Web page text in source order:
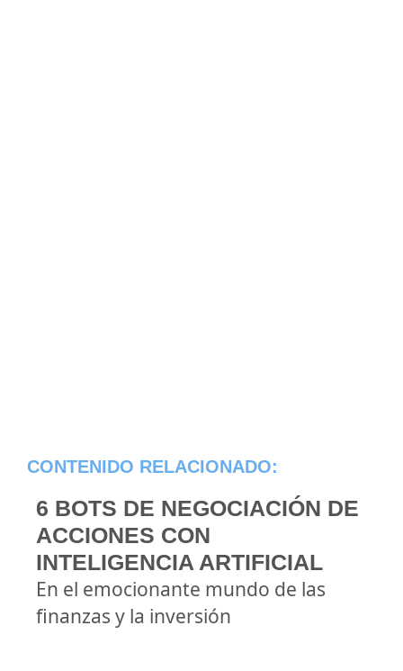
CONTENIDO RELACIONADO:
6 BOTS DE NEGOCIACIÓN DE
ACCIONES CON
INTELIGENCIA ARTIFICIAL
En el emocionante mundo de las
finanzas y la inversión